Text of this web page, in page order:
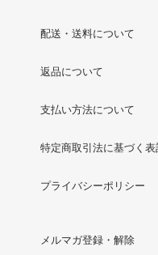
配送・送料について
返品について
支払い方法について
特定商取引法に基づく表
プライバシーポリシー
メルマガ登録・解除